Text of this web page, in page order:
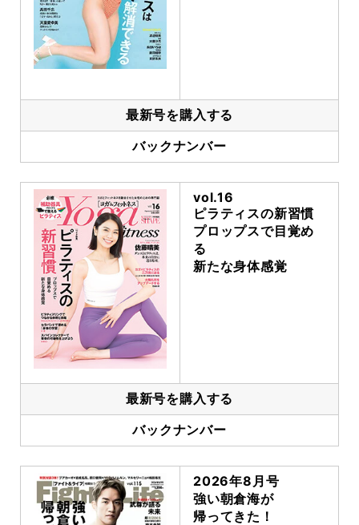
最新号を購入する
バックナンバー
vol.16
ピラティスの新習慣
プロップスで目覚め
る
新たな身体感覚
最新号を購入する
バックナンバー
2026年8月号
強い朝倉海が
帰ってきた！